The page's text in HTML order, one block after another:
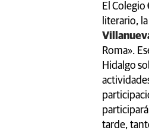
El Colegio
literario,
Roma».
Hidalgo
tarde,